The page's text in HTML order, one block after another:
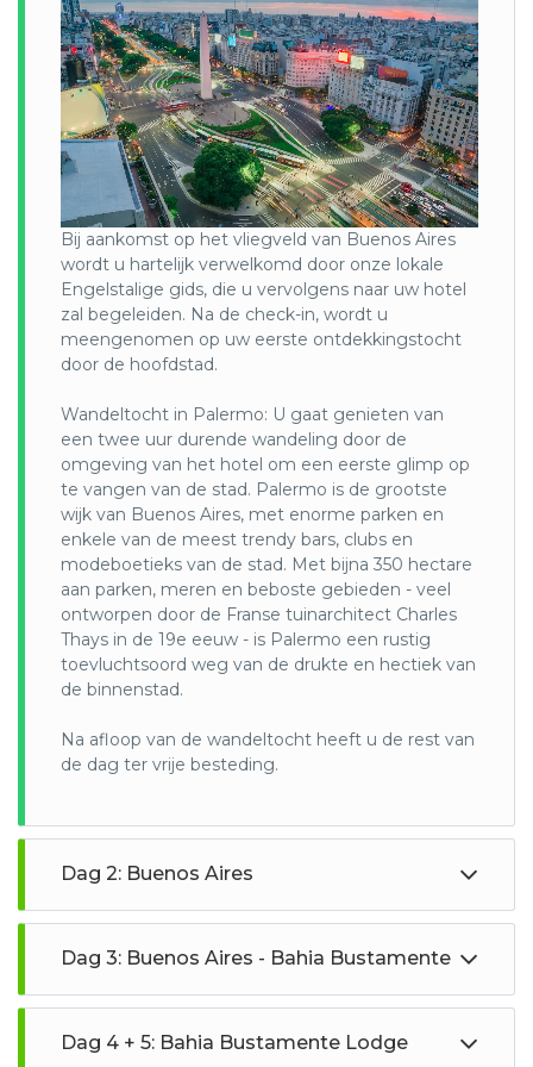
Gelegen aan de Argentijnse kust van Rio de la Plata, is een
bloeiende hoofdstad aan de haven, gekenmerkt door een
rijke geschiedenis, levendige cultuur en sterke Europese
invloed met als resultaat dat het ook wel het Parijs van
Zuid-Amerika wordt genoemd. Talloze musea met een
overvloed aan onderwerpen, een actieve theatercultuur,
uitstekende restaurants, sensuele tangovoorstellingen, een
mozaïek van architectuur en leuke winkels die bij alle
smaken passen – al deze facetten en meer vormen de
verleidelijke blend die Buenos Aires is. Enkele van de
hoogtepunten van de stad zijn het La Bombonera
Voetbalstadion, tango- en milonga-locaties zoals het
Boheemse La Catedral en culturele erfgoedarchitectuur
zoals die bij de Cementerio de la Recoleta waar bezoekers
marmeren mausolea. Ook het International Festival of
Independent Cinema en de levendige jaarlijkse Gay Pride
Parade laten zien dat Buenos Aires een kleurrijke en diverse
stad is.
Bahia Bustamante:
Dit wordt door de New York Times ‘Argentina’s Private (and
Secret) Answer to The Galapagos’ genoemd en is het
Argentijnse nirvana voor natuurliefhebbers. Dit ongerepte
gebied aan de kust is een habitat voor een overweldigende
reeks (inheemse) wilde dieren en maakt deel uit van twee
afzonderlijke maar overlappende beschermde gebieden:
Patagonia Austral National Park en Blue Patagonia
IBA (Important Bird and Biodiversity Area). Van de 14 in het
water levende vogelsoorten die in Patagonië voorkomen,
Blauwogige Aalscholvers, terwijl vaak waargenomen
Breng hier de dagen door langs de uitgestrekte stranden
spectaculaire zonsondergangen als de schemering valt.
Puerto Iguazu:
Gelegen aan de samenvloeiing van de rivieren Parana en
toegangspoort tot de schitterende Iguazu-watervallen aan
Bij aankomst op het vliegveld van Buenos Aires
wordt u hartelijk verwelkomd door onze lokale
Engelstalige gids, die u vervolgens naar uw hotel
zal begeleiden. Na de check-in, wordt u
meengenomen op uw eerste ontdekkingstocht
door de hoofdstad.
Wandeltocht in Palermo: U gaat genieten van
een twee uur durende wandeling door de
omgeving van het hotel om een eerste glimp op
te vangen van de stad. Palermo is de grootste
wijk van Buenos Aires, met enorme parken en
enkele van de meest trendy bars, clubs en
modeboetieks van de stad. Met bijna 350 hectare
aan parken, meren en beboste gebieden - veel
ontworpen door de Franse tuinarchitect Charles
Thays in de 19e eeuw - is Palermo een rustig
toevluchtsoord weg van de drukte en hectiek van
de binnenstad.
Na afloop van de wandeltocht heeft u de rest van
de dag ter vrije besteding.
Dag 2: Buenos Aires
Dag 3: Buenos Aires - Bahia Bustamente
Dag 4 + 5: Bahia Bustamente Lodge